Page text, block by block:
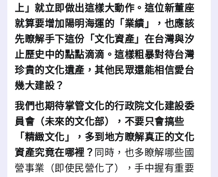
上」就立即做出這樣大動作。這位新董座
就算要增加陽明海運的「業績」，也應該
先瞭解手下這份「文化資產」在台灣與汐
止歷史中的點點滴滴。這樣粗暴對待台灣
珍貴的文化遺產，其他民眾還能相信愛台
幾大建設？
我們也期待掌管文化的行政院文化建設委
員會（未來的文化部），不要只會搞些
「精緻文化」，多到地方瞭解真正的文化
資產究竟在哪裡？ 同時，也多瞭解哪些國
營事業（即使民營化了），手中握有重要